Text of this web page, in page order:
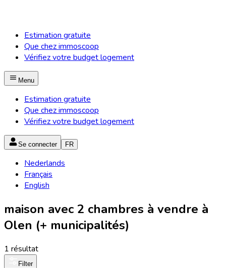
Estimation gratuite
Que chez immoscoop
Vérifiez votre budget logement
Menu
Estimation gratuite
Que chez immoscoop
Vérifiez votre budget logement
Se connecter FR
Nederlands
Français
English
maison avec 2 chambres à vendre à
Olen (+ municipalités)
1 résultat
Filter